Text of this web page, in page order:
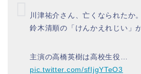
川津祐介さん、亡くなられたか。
鈴木清順の「けんかえれじい」
主演の高橋英樹は高校生役…
pic.twitter.com/sfIjgYTeO3